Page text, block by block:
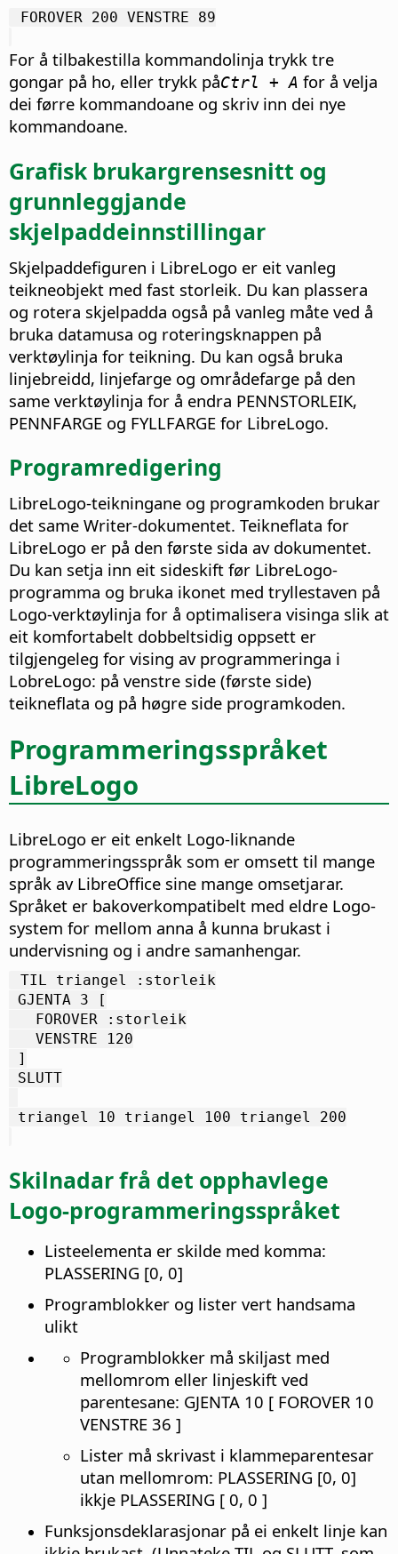
FOROVER 200 VENSTRE 89
For å tilbakestilla kommandolinja trykk tre
gongar på ho, eller trykk påCtrl + A for å velja
dei førre kommandoane og skriv inn dei nye
kommandoane.
Grafisk brukargrensesnitt og
grunnleggjande
skjelpaddeinnstillingar
Skjelpaddefiguren i LibreLogo er eit vanleg
teikneobjekt med fast storleik. Du kan plassera
og rotera skjelpadda også på vanleg måte ved å
bruka datamusa og roteringsknappen på
verktøylinja for teikning. Du kan også bruka
linjebreidd, linjefarge og områdefarge på den
same verktøylinja for å endra PENNSTORLEIK,
PENNFARGE og FYLLFARGE for LibreLogo.
Programredigering
LibreLogo-teikningane og programkoden brukar
det same Writer-dokumentet. Teikneflata for
LibreLogo er på den første sida av dokumentet.
Du kan setja inn eit sideskift før LibreLogo-
programma og bruka ikonet med tryllestaven på
Logo-verktøylinja for å optimalisera visinga slik at
eit komfortabelt dobbeltsidig oppsett er
tilgjengeleg for vising av programmeringa i
LobreLogo: på venstre side (første side)
teikneflata og på høgre side programkoden.
Programmeringsspråket
LibreLogo
LibreLogo er eit enkelt Logo-liknande
programmeringsspråk som er omsett til mange
språk av LibreOffice sine mange omsetjarar.
Språket er bakoverkompatibelt med eldre Logo-
system for mellom anna å kunna brukast i
undervisning og i andre samanhengar.
TIL triangel :storleik
GJENTA 3 [
   FOROVER :storleik
   VENSTRE 120
]
SLUTT
triangel 10 triangel 100 triangel 200
Skilnadar frå det opphavlege
Logo-programmeringsspråket
Listeelementa er skilde med komma:
PLASSERING [0, 0]
Programblokker og lister vert handsama
ulikt
Programblokker må skiljast med
mellomrom eller linjeskift ved
parentesane: GJENTA 10 [ FOROVER 10
VENSTRE 36 ]
Lister må skrivast i klammeparentesar
utan mellomrom: PLASSERING [0, 0]
ikkje PLASSERING [ 0, 0 ]
Funksjonsdeklarasjonar på ei enkelt linje kan